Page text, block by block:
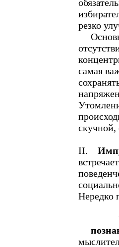
резко
самая
скучной,
II.
Нередко